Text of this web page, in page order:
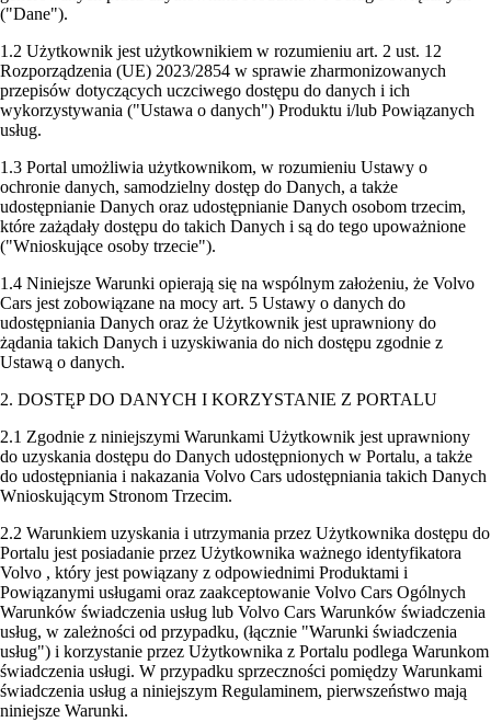
("Dane").
1.2 Użytkownik jest użytkownikiem w rozumieniu art. 2 ust. 12
Rozporządzenia (UE) 2023/2854 w sprawie zharmonizowanych
przepisów dotyczących uczciwego dostępu do danych i ich
wykorzystywania ("Ustawa o danych") Produktu i/lub Powiązanych
usług.
1.3 Portal umożliwia użytkownikom, w rozumieniu Ustawy o
ochronie danych, samodzielny dostęp do Danych, a także
udostępnianie Danych oraz udostępnianie Danych osobom trzecim,
które zażądały dostępu do takich Danych i są do tego upoważnione
("Wnioskujące osoby trzecie").
1.4 Niniejsze Warunki opierają się na wspólnym założeniu, że Volvo
Cars jest zobowiązane na mocy art. 5 Ustawy o danych do
udostępniania Danych oraz że Użytkownik jest uprawniony do
żądania takich Danych i uzyskiwania do nich dostępu zgodnie z
Ustawą o danych.
2. DOSTĘP DO DANYCH I KORZYSTANIE Z PORTALU
2.1 Zgodnie z niniejszymi Warunkami Użytkownik jest uprawniony
do uzyskania dostępu do Danych udostępnionych w Portalu, a także
do udostępniania i nakazania Volvo Cars udostępniania takich Danych
Wnioskującym Stronom Trzecim.
2.2 Warunkiem uzyskania i utrzymania przez Użytkownika dostępu do
Portalu jest posiadanie przez Użytkownika ważnego identyfikatora
Volvo , który jest powiązany z odpowiednimi Produktami i
Powiązanymi usługami oraz zaakceptowanie Volvo Cars Ogólnych
Warunków świadczenia usług lub Volvo Cars Warunków świadczenia
usług, w zależności od przypadku, (łącznie "Warunki świadczenia
usług") i korzystanie przez Użytkownika z Portalu podlega Warunkom
świadczenia usługi. W przypadku sprzeczności pomiędzy Warunkami
świadczenia usług a niniejszym Regulaminem, pierwszeństwo mają
niniejsze Warunki.